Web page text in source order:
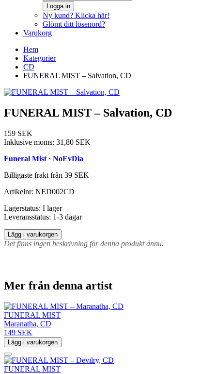
Logga in
Ny kund? Klicka här!
Glömt ditt lösenord?
Varukorg
Hem
Kategorier
CD
FUNERAL MIST – Salvation, CD
FUNERAL MIST – Salvation, CD
159 SEK
Inklusive moms: 31,80 SEK
Funeral Mist · NoEvDia
Billigaste frakt från 39 SEK
Artikelnr: NED002CD
Lagerstatus: I lager
Leveransstatus: 1-3 dagar
Lägg i varukorgen
Det finns ingen beskrivning för denna produkt ännu.
Mer från denna artist
FUNERAL MIST
Maranatha, CD
149 SEK
Lägg i varukorgen
FUNERAL MIST